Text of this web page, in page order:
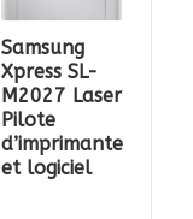
Samsung
Xpress SL-
M2027 Laser
Pilote
d’imprimante
et logiciel